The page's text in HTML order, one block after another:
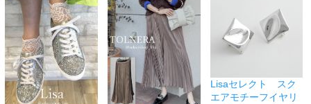
Lisaセレクト スク
エアモチーフイヤリ